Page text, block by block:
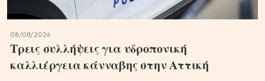
08/08/2026
Τρεις συλλήψεις για υδροπονική
καλλιέργεια κάνναβης στην Αττική